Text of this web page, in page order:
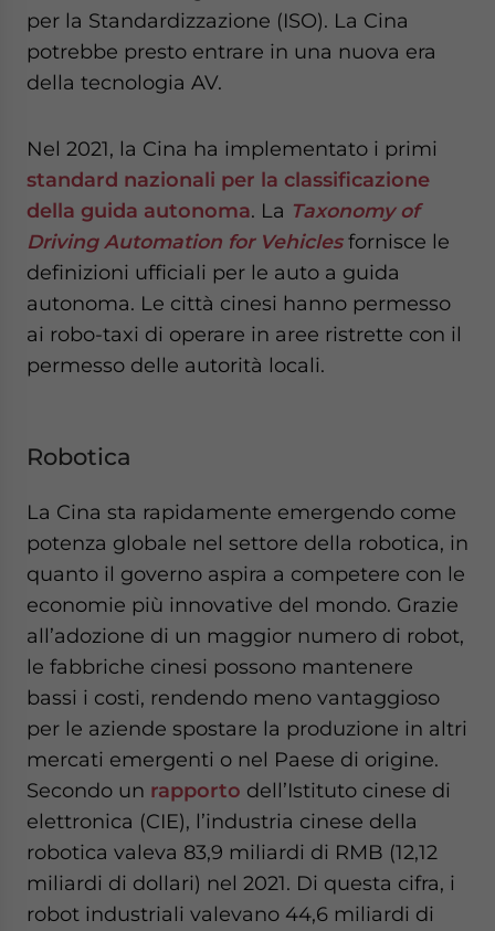
per la Standardizzazione (ISO). La Cina
potrebbe presto entrare in una nuova era
della tecnologia AV.
Nel 2021, la Cina ha implementato i primi
standard nazionali per la classificazione
della guida autonoma. La Taxonomy of
Driving Automation for Vehiclesfornisce le
definizioni ufficiali per le auto a guida
autonoma. Le città cinesi hanno permesso
ai robo-taxi di operare in aree ristrette con il
permesso delle autorità locali.
Robotica
La Cina sta rapidamente emergendo come
potenza globale nel settore della robotica, in
quanto il governo aspira a competere con le
economie più innovative del mondo. Grazie
all’adozione di un maggior numero di robot,
le fabbriche cinesi possono mantenere
bassi i costi, rendendo meno vantaggioso
per le aziende spostare la produzione in altri
mercati emergenti o nel Paese di origine.
Secondo un rapporto dell’Istituto cinese di
elettronica (CIE), l’industria cinese della
robotica valeva 83,9 miliardi di RMB (12,12
miliardi di dollari) nel 2021. Di questa cifra, i
robot industriali valevano 44,6 miliardi di